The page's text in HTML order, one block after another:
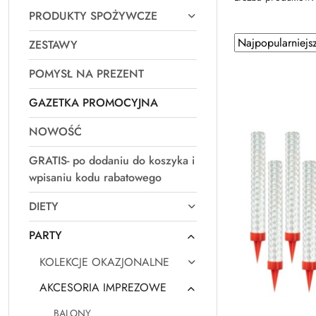
PRODUKTY SPOŻYWCZE
ZESTAWY
POMYSŁ NA PREZENT
GAZETKA PROMOCYJNA
NOWOŚĆ
GRATIS- po dodaniu do koszyka i
wpisaniu kodu rabatowego
DIETY
PARTY
KOLEKCJE OKAZJONALNE
AKCESORIA IMPREZOWE
BALONY
Zastosowano
sortowanie:
Sortuj
według